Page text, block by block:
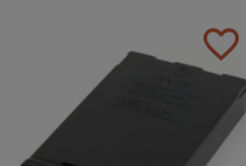
favorite_border